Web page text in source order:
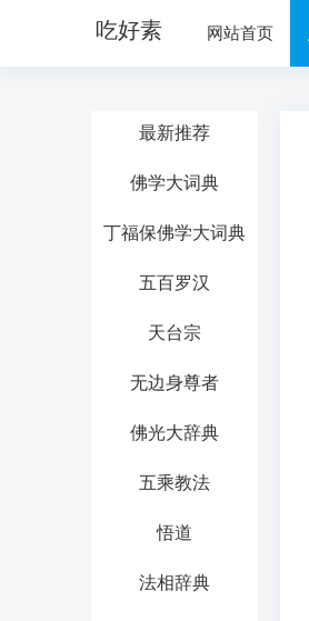
吃好素 网站首页
最新推荐
佛学大词典
丁福保佛学大词典
五百罗汉
天台宗
无边身尊者
佛光大辞典
五乘教法
悟道
法相辞典